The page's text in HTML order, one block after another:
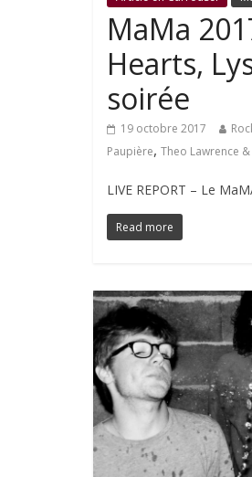
MaMa
Hearts,
soirée
19 octobre 2017
Paupière, Theo Lawrence
LIVE REPORT – Le
Read more